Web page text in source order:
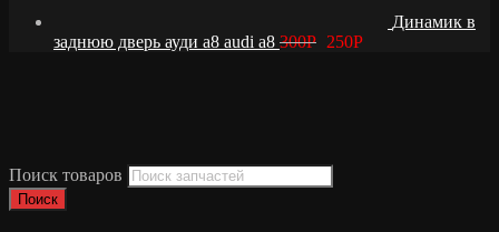
Динамик в
заднюю дверь ауди а8 audi a8 300Р 250Р
Поиск товаров
Поиск